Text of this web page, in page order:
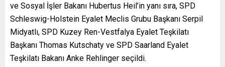
ve Sosyal İşler Bakanı Hubertus Heil’in yanı sıra, SPD
Schleswig-Holstein Eyalet Meclis Grubu Başkanı Serpil
Midyatlı, SPD Kuzey Ren-Vestfalya Eyalet Teşkilatı
Başkanı Thomas Kutschaty ve SPD Saarland Eyalet
Teşkilatı Bakanı Anke Rehlinger seçildi.